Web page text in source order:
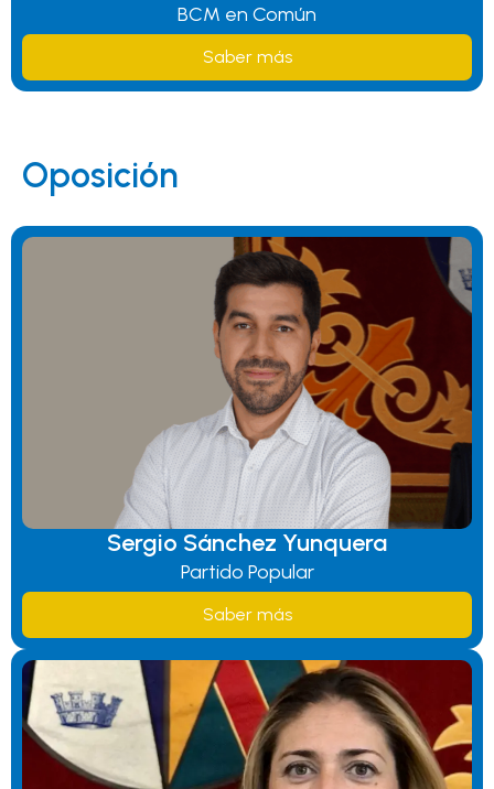
BCM en Común
Saber más
Oposición
Sergio Sánchez Yunquera
Partido Popular
Saber más